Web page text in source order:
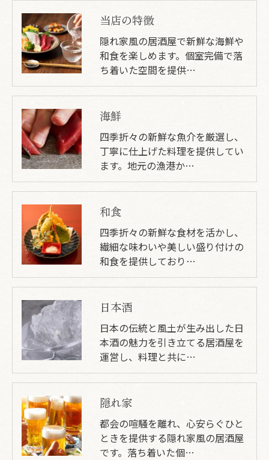
当店の特徴
隠れ家風の居酒屋で新鮮な海鮮や
和食を楽しめます。個室完備で落
ち着いた空間を提供…
海鮮
四季折々の新鮮な魚介を厳選し、
丁寧に仕上げた料理を提供してい
ます。地元の漁港か…
和食
四季折々の新鮮な食材を活かし、
繊細な味わいや美しい盛り付けの
和食を提供しており…
日本酒
日本の伝統と風土が生み出した日
本酒の魅力を引き立てる居酒屋を
運営し、料理と共に…
隠れ家
都会の喧騒を離れ、心安らぐひと
ときを提供する隠れ家風の居酒屋
です。落ち着いた個…